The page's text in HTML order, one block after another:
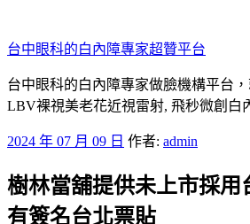
至
主
要
內
台中眼科的白內障專家超贊平台
台中眼科的白內障專家做臉機構平台
LBV裸視美老花近視雷射, 飛秒微創白
發
於
2024 年 07 月 09 日 作者: admin
樹林當舖提供未上市採用
有簽名台北票貼